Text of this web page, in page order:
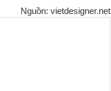
Nguồn: vietdesigner.net